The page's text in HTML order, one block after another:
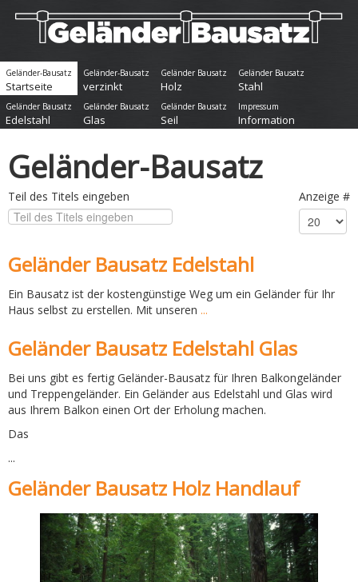
Geländer-Bausatz
Startseite
Geländer-Bausatz
verzinkt
Geländer Bausatz
Holz
Geländer Bausatz
Stahl
Geländer Bausatz
Edelstahl
Geländer Bausatz
Glas
Geländer Bausatz
Seil
Impressum
Information
Geländer-Bausatz
Teil des Titels eingeben Anzeige #
Geländer Bausatz Edelstahl
Ein Bausatz ist der kostengünstige Weg um ein Geländer für Ihr
Haus selbst zu erstellen. Mit unseren ...
Geländer Bausatz Edelstahl Glas
Bei uns gibt es fertig Geländer-Bausatz für Ihren Balkongeländer
und Treppengeländer. Ein Geländer aus Edelstahl und Glas wird
aus Ihrem Balkon einen Ort der Erholung machen.
Das
...
Geländer Bausatz Holz Handlauf